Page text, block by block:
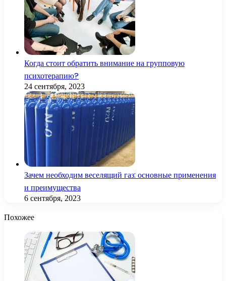
Когда стоит обратить внимание на групповую
психотерапию?
24 сентября, 2023
Зачем необходим веселящий газ: основные применения
и преимущества
6 сентября, 2023
Похожее